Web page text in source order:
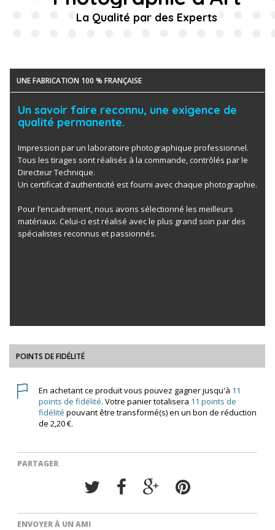
La Qualité par des Experts
UNE FABRICATION 100 % FRANÇAISE
Un savoir faire reconnu, une exigence de
qualité permanente.
Impression par un laboratoire photographique professionnel.
Tous les tirages sont réalisés à la commande, contrôlés par le
Directeur Technique.
Un certificat d'authenticité est fourni avec chaque photographie.
Pour l’encadrement, nous avons sélectionné les meilleurs
matériaux. Celui-ci est réalisé avec le plus grand soin par des
spécialistes reconnus et passionnés.
POINTS DE FIDÉLITÉ
En achetant ce produit vous pouvez gagner jusqu'à 11
points de fidélité. Votre panier totalisera 11 points de
fidélité pouvant être transformé(s) en un bon de réduction
de 2,20 €.
PARTAGER
ENVOYER À UN AMI